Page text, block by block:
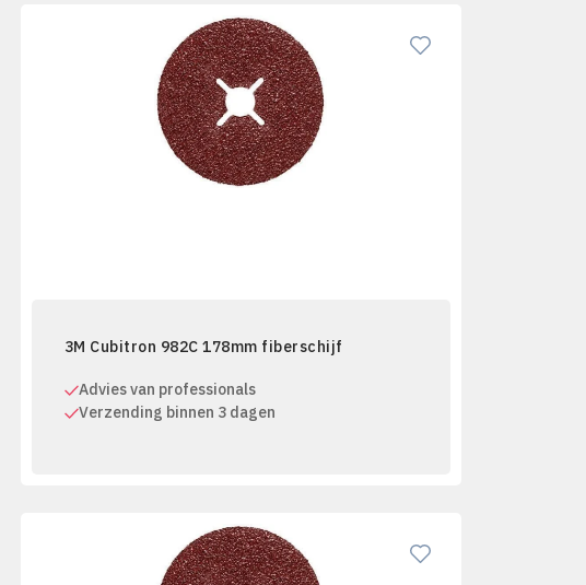
3M Cubitron 982C 178mm fiberschijf
Advies van professionals
Verzending binnen 3 dagen